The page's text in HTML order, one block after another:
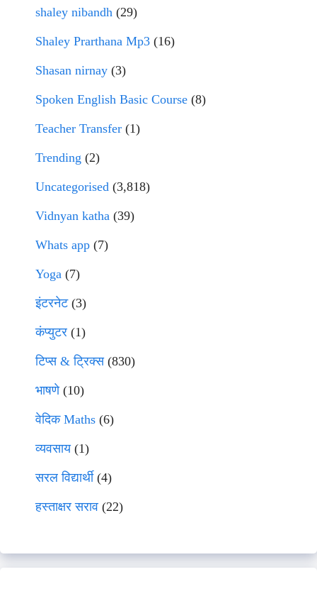
shaley nibandh (29)
Shaley Prarthana Mp3 (16)
Shasan nirnay (3)
Spoken English Basic Course (8)
Teacher Transfer (1)
Trending (2)
Uncategorised (3,818)
Vidnyan katha (39)
Whats app (7)
Yoga (7)
इंटरनेट(3)
कंप्युटर (1)
टिप्स & ट्रिक्स(830)
भाषणे(10)
वेदिक Maths (6)
व्यवसाय(1)
सरल विद्यार्थी(4)
हस्ताक्षर सराव (22)